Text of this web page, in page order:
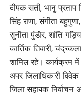
दीपक सती, भानु प्रताप
सिंह राणा, संगीता
सुनीता पुंडीर, शांति
कार्तिक तिवारी,
शामिल रहे। कार्यक्रम
अपर जिलाधिकारी
जिला सहायक निर्वाचन